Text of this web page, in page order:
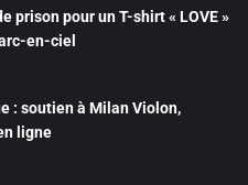
prison pour un T-shirt « LOVE »
en-ciel
: soutien à Milan Violon,
ligne